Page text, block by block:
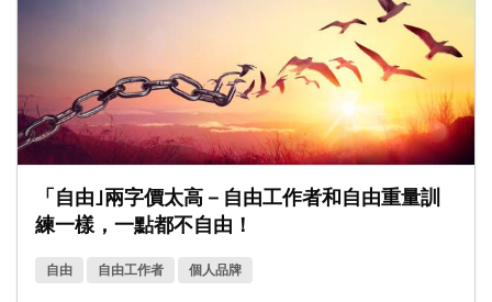
「自由｣兩字價太高－自由工作者和自由重量訓
練一樣，一點都不自由！
自由 自由工作者 個人品牌